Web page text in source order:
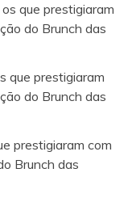
que prestigiaram
do Brunch das
que prestigiaram
do Brunch das
prestigiaram com
Brunch das